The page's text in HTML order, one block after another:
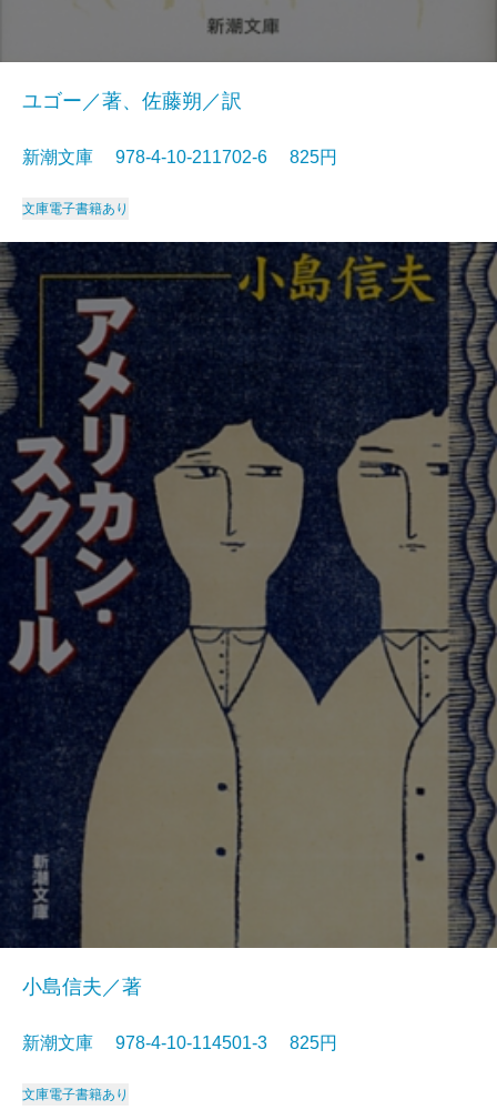
ユゴー／著、佐藤朔／訳
新潮文庫 978-4-10-211702-6 825円
文庫電子書籍あり
小島信夫／著
新潮文庫 978-4-10-114501-3 825円
文庫電子書籍あり